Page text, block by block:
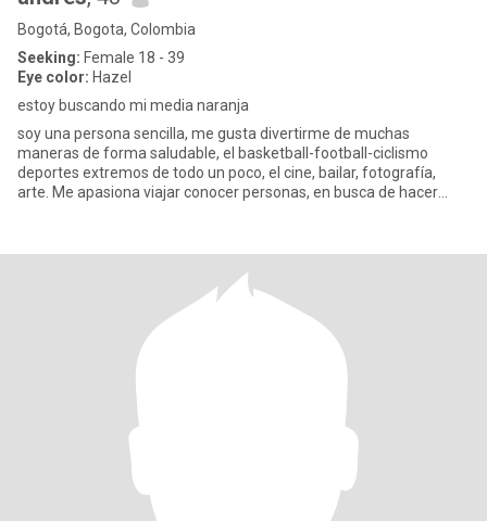
Bogotá, Bogota, Colombia
Seeking: Female 18 - 39
Eye color: Hazel
estoy buscando mi media naranja
soy una persona sencilla, me gusta divertirme de muchas
maneras de forma saludable, el basketball-football-ciclismo
deportes extremos de todo un poco, el cine, bailar, fotografía,
arte. Me apasiona viajar conocer personas, en busca de hacer